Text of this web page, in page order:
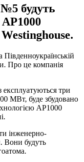
будуть
АР1000
Про це компанія
три
МВт, буде збудовано
АР1000
інженерно-
Вони будуть